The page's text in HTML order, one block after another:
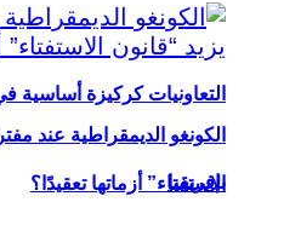
التعاونيات كركيزة أساسية
بإفريقيا
الكونغو الديمقراطية عند
الاستفتاء” أزماتها تعقيدًا؟